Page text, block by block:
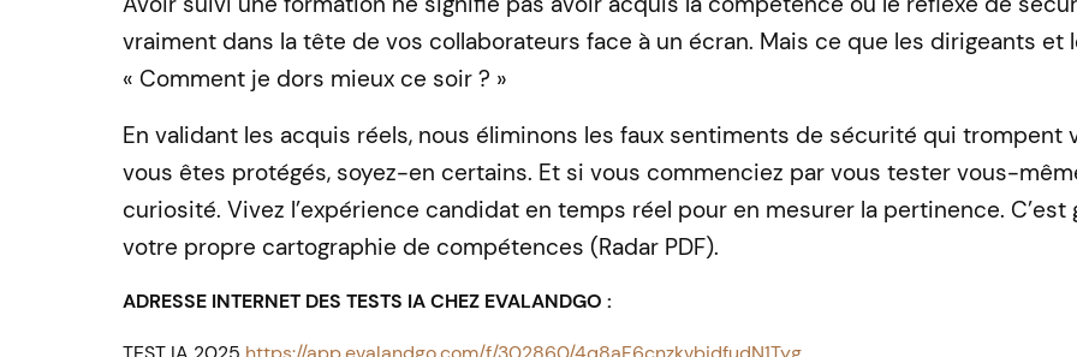
vraiment dans la tête de vos collaborateurs face à un écran. Mais ce que les dirigeants et
« Comment je dors mieux ce soir ? »
En validant les acquis réels, nous éliminons les faux sentiments de sécurité qui trompent
vous êtes protégés, soyez-en certains. Et si vous commenciez par vous tester vous-
curiosité. Vivez l’expérience candidat en temps réel pour en mesurer la pertinence.
votre propre cartographie de compétences (Radar PDF).
ADRESSE INTERNET DES TESTS IA CHEZ EVALANDGO :